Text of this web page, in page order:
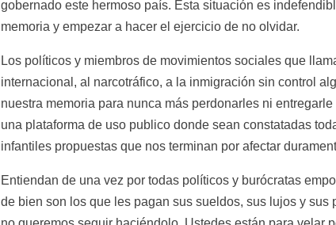
gobernado este hermoso país. Esta situación es
memoria y empezar a hacer el ejercicio de no olvidar.
Los políticos y miembros de movimientos sociales que
internacional, al narcotráfico, a la inmigración sin control
nuestra memoria para nunca más perdonarles ni
una plataforma de uso publico donde sean constatadas
infantiles propuestas que nos terminan por afectar
Entiendan de una vez por todas políticos y burócratas
de bien son los que les pagan sus sueldos, sus lujos y